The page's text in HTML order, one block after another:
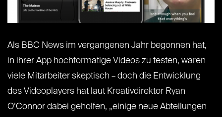
Als BBC News im vergangenen Jahr begonnen hat,
in ihrer App hochformatige Videos zu testen, waren
viele Mitarbeiter skeptisch – doch die Entwicklung
des Videoplayers hat laut Kreativdirektor Ryan
O’Connor dabei geholfen, „einige neue Abteilungen